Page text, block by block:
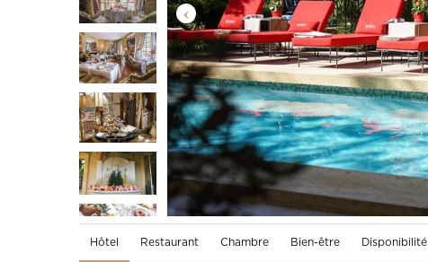
Hôtel Restaurant Chambre Bien-être Disponibilité